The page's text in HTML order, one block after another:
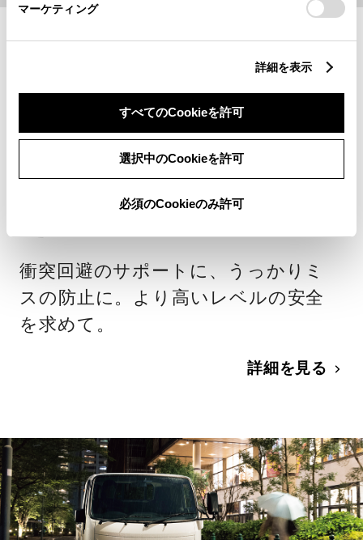
マーケティング
詳細を表示
すべてのCookieを許可
選択中のCookieを許可
必須のCookieのみ許可
安全性能
毎日稼働するトラッ
クだからこそ
高水準の安心と安全
衝突回避のサポートに、うっかりミ
スの防止に。より高いレベルの安全
を求めて。
詳細を見る